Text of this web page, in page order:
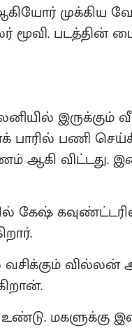
ஆகியோர்
மூவி. படத்தின்
இருக்கும்
பாரில் பணி
ஆகி
கேஷ்
வசிக்கும்
மகளுக்கு